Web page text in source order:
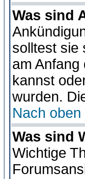
Was sind
solltest sie
am
kannst
wurden.
Nach oben
Was sind
Wichtige